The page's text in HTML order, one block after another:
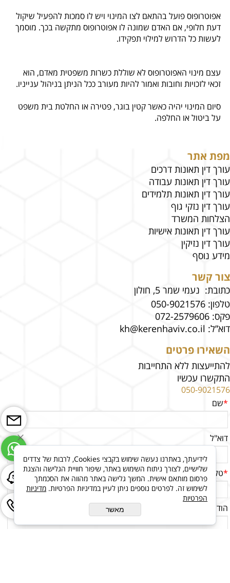
אפוטרופוס פועל בהתאם לצו המינוי ויש לו סמכות להפעיל שיקול
דעת חלופי, אם האדם שמונה לו אפוטרופוס מתקשה בכך. מוסמך
לעשות כל הדרוש למילוי תפקידו.
עצם מינוי האפוטרופוס לא שוללת כשרות משפטית מאדם, הוא
זכאי לזכויות וחובות ואמור להיות מעורב ככל הניתן בניהול ענייניו.
סיום המינוי יהיה כאשר קטין בוגר, פטירה או החלטת בית משפט
על ביטול או החלפה.
מפת אתר
עורך דין תאונות דרכים
עורך דין תאונות עבודה
עורך דין תאונות תלמידים
עורך דין נזקי גוף
הצלחות המשרד
עורך דין תאונות אישיות
עורך דין נזיקין
מידע נוסף
צור קשר
כתובת: נעמי שמר 5, חולון
טלפון: 050-9021576
פקס: 072-2579606
דוא”ל: kh@kerenhaviv.co.il
השאירו פרטים
להתייעצות ללא התחייבות
התקשרו עכשיו
050-9021576
*שם
דוא"ל
*טלפון
הודעה
לידיעתך, באתרנו נעשה שימוש בקבצי Cookies, לרבות של צדדים
שלישיים, לצורך ניתוח השימוש באתר, שיפור חוויית הגלישה והצגת
פרסום מותאם אישית. המשך גלישה באתר מהווה את הסכמתך
לשימוש זה. לפרטים נוספים ניתן לעיין במדיניות הפרטיות. מדיניות
הפרטיות
מאשר